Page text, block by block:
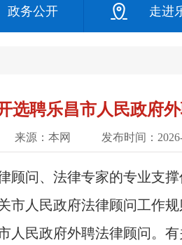
政务公开 走进
选聘乐昌市人民政府
来源：本网 发布时间：
问、法律专家的专业支撑
市人民政府法律顾问工作
民政府外聘法律顾问。有